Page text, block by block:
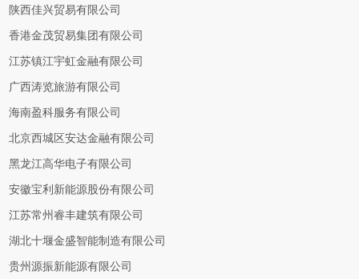
陕西佳兴贸易有限公司
香港金茂贸易集团有限公司
江苏镇江宇虹金融有限公司
广西涛览旅游有限公司
海南盈科服务有限公司
北京西城区安达金融有限公司
黑龙江高华电子有限公司
安徽宝利新能源股份有限公司
江苏常州睿丰建筑有限公司
湖北十堰金盛智能制造有限公司
贵州源振新能源有限公司